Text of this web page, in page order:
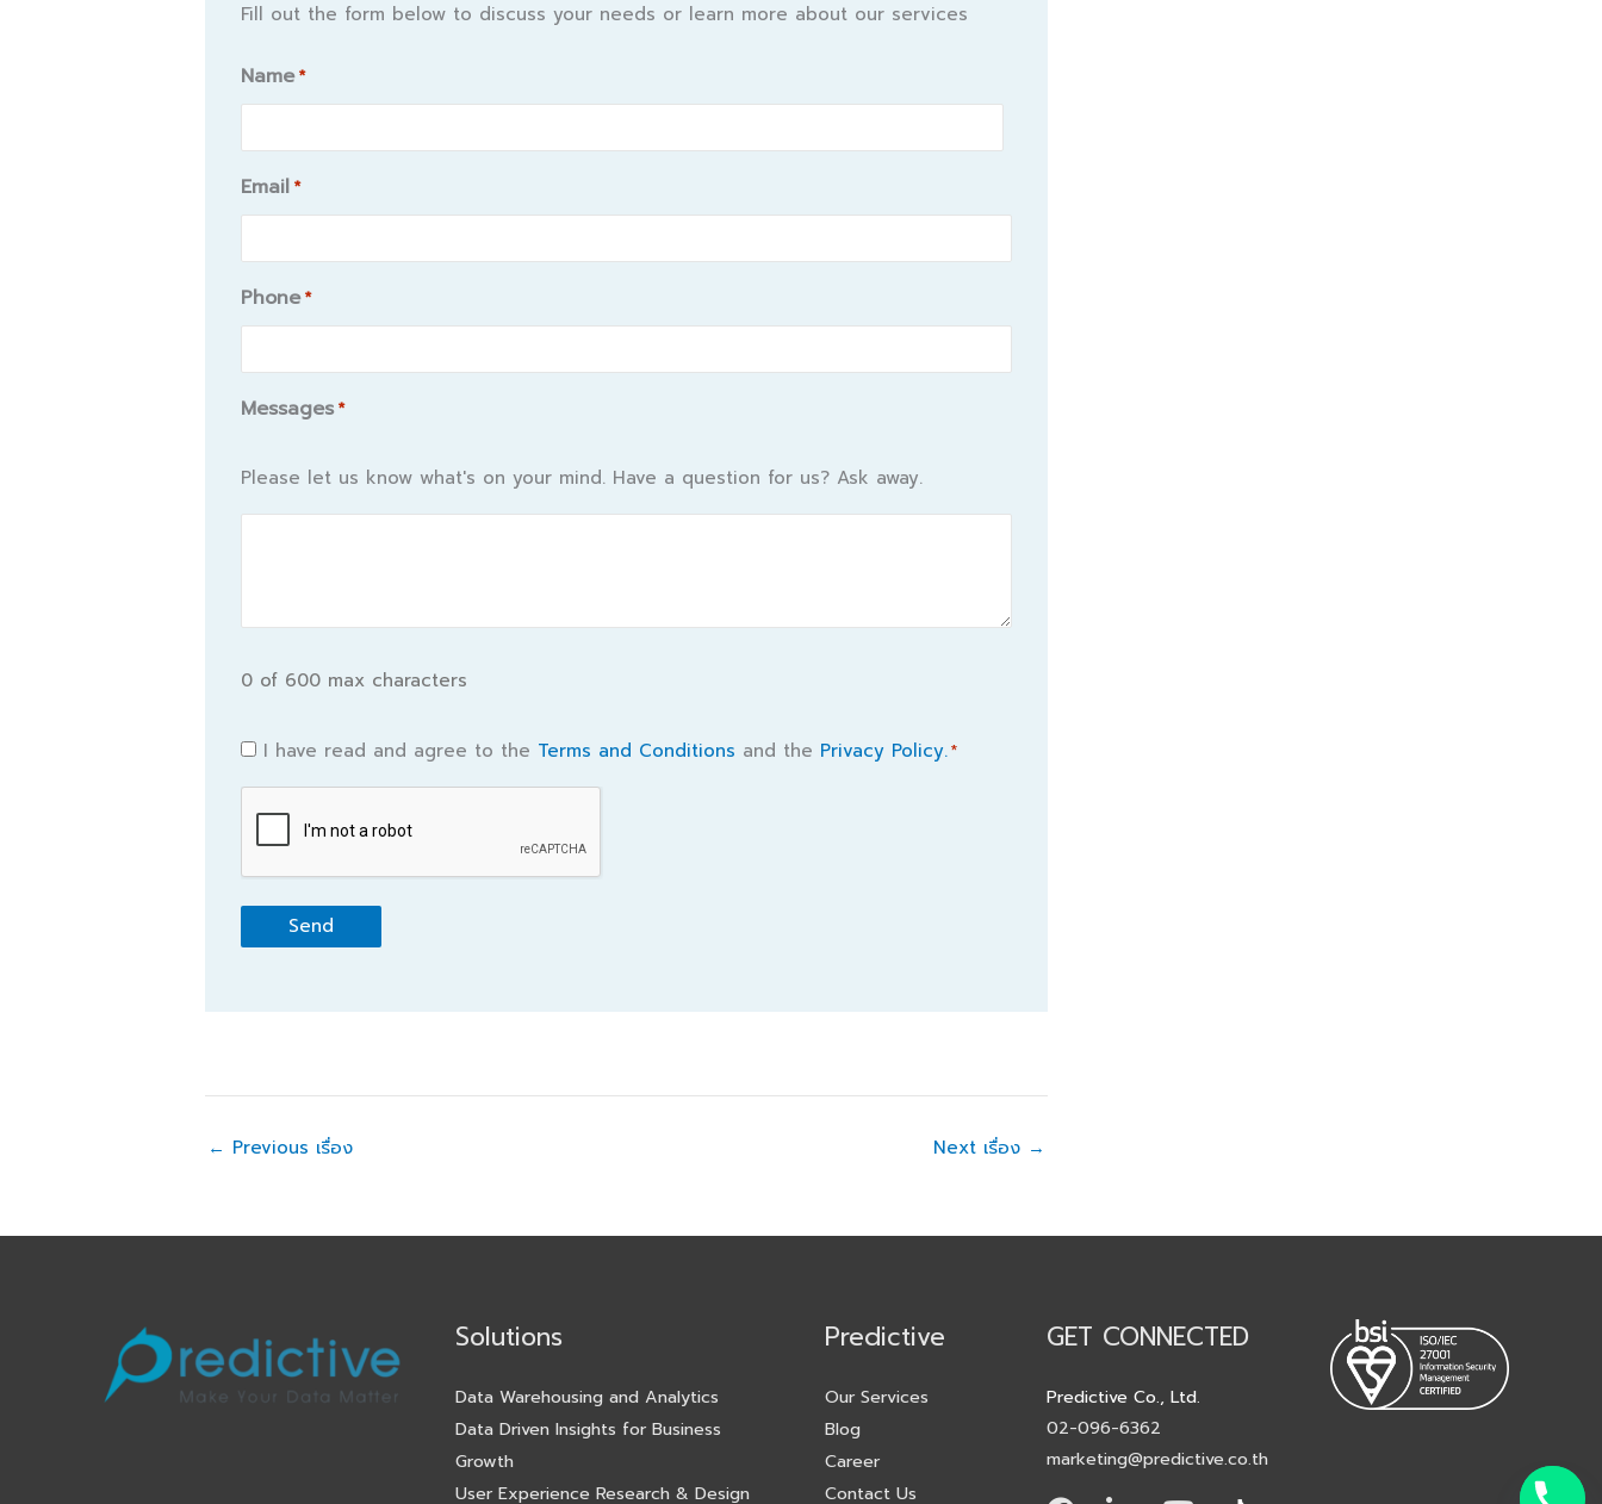
Fill out the form below to discuss your needs or learn more about our services
Name *
Name
Email *
Phone *
Messages *
Please let us know what's on your mind. Have a question for us? Ask away.
0 of 600 max characters
Consent
*
I have read and agree to the Terms and Conditions and the Privacy Policy.*
← Previous เรื่อง Next เรื่อง →
Solutions
Data Warehousing and Analytics
Data Driven Insights for Business
Growth
User Experience Research & Design
Predictive
Our Services
Blog
Career
Contact Us
GET CONNECTED
Predictive Co., Ltd.
02-096-6362
marketing@predictive.co.th